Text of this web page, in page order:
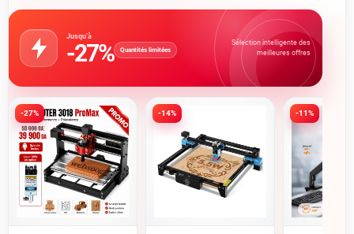
Jusqu’à
-27% Quantités limitées
Sélection intelligente des
meilleures offres
-27% -14% -11%